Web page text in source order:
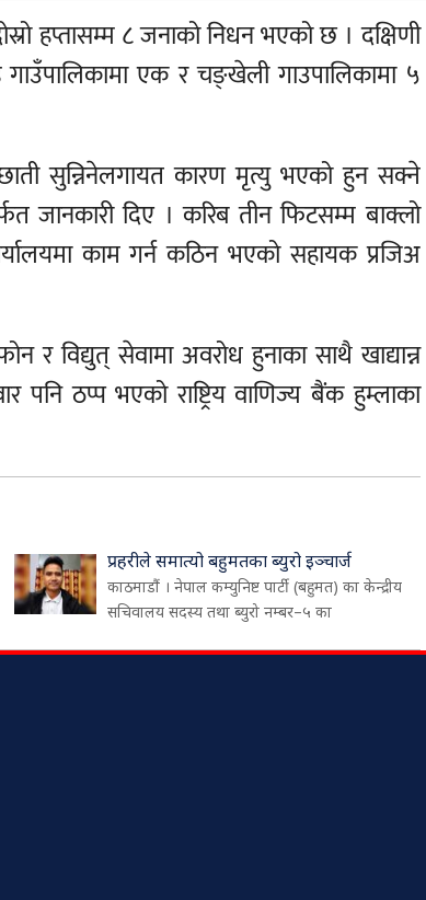
हप्तासम्म ८ जनाको निधन भएको छ । दक्षिणी
गाउँपालिकामा एक र चङ्खेली गाउपालिकामा ५
सुन्निनेलगायत कारण मृत्यु भएको हुन सक्ने
जानकारी दिए । करिब तीन फिटसम्म बाक्लो
काम गर्न कठिन भएको सहायक प्रजिअ
र विद्युत् सेवामा अवरोध हुनाका साथै खाद्यान्न
ठप्प भएको राष्ट्रिय वाणिज्य बैंक हुम्लाका
प्रहरीले समात्यो बहुमतका ब्युरो इञ्चार्ज
काठमाडौं । नेपाल कम्युनिष्ट पार्टी (बहुमत) का केन्द्रीय
सचिवालय सदस्य तथा ब्युरो नम्बर–५ का